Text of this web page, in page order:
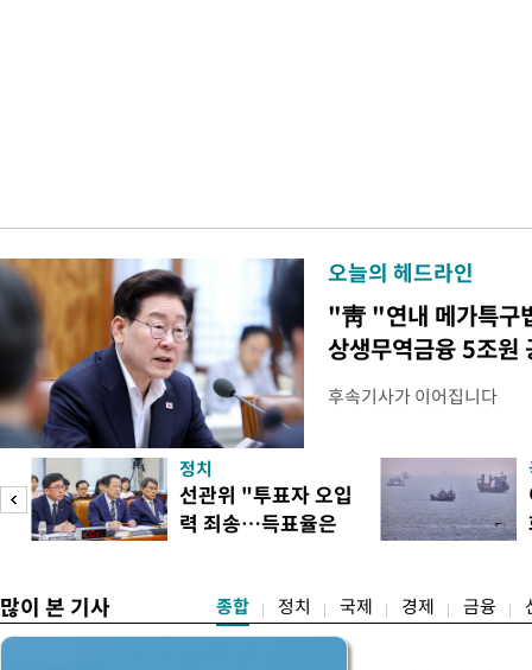
오늘의 헤드라인
"靑 "연내 메가특구
상생무역금융 5조원
후속기사가 이어집니다
정치
선관위 "투표자 오입
력 죄송…득표율은
많이 본 기사 종합 정치 국제 경제 금융